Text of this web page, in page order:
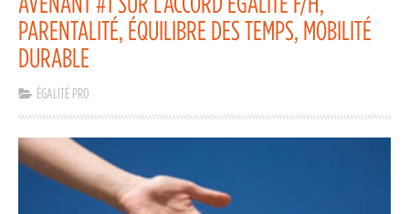
PARENTALITÉ, ÉQUILIBRE DES TEMPS, MOBILITÉ
DURABLE
ÉGALITÉ PRO